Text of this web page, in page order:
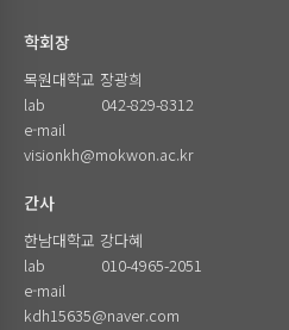
학회장
목원대학교 장광희
lab
042-829-8312
e-mail
visionkh@mokwon.ac.kr
간사
한남대학교 강다혜
lab
010-4965-2051
e-mail
kdh15635@naver.com